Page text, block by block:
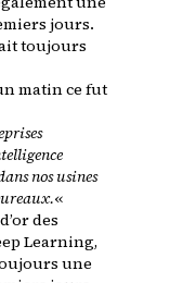
jours.
toujours
matin ce fut
nos usines
«
des
Learning,
une